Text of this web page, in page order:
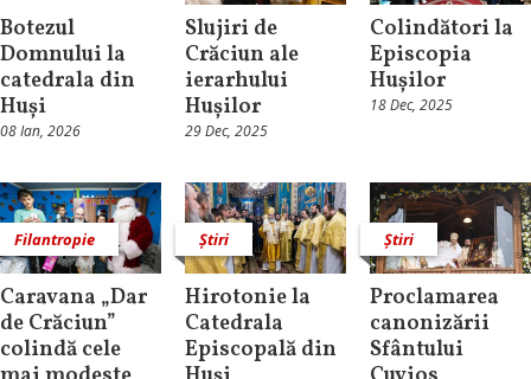
Botezul
Domnului la
catedrala din
Huși
08 Ian, 2026
Slujiri de
Crăciun ale
ierarhului
Hușilor
29 Dec, 2025
Colindători la
Episcopia
Hușilor
18 Dec, 2025
Filantropie
Caravana „Dar
de Crăciun”
colindă cele
Știri
Hirotonie la
Catedrala
Episcopală din
Știri
Proclamarea
canonizării
Sfântului